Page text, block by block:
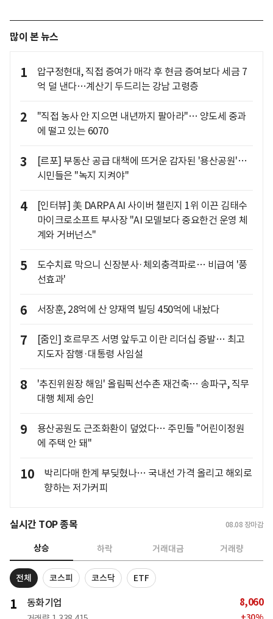
많이 본 뉴스
1
압구정현대, 직접 증여가 매각 후 현금 증여보다 세금 7
억 덜 낸다…계산기 두드리는 강남 고령층
2
"직접 농사 안 지으면 내년까지 팔아라"… 양도세 중과
에 떨고 있는 6070
3
[르포] 부동산 공급 대책에 뜨거운 감자된 '용산공원'…
시민들은 "녹지 지켜야"
4
[인터뷰] 美 DARPA AI 사이버 챌린지 1위 이끈 김태수
마이크로소프트 부사장 "AI 모델보다 중요한건 운영 체
계와 거버넌스"
5
도수치료 막으니 신장분사·체외충격파로… 비급여 '풍
선효과'
6 서장훈, 28억에 산 양재역 빌딩 450억에 내놨다
7
[줌인] 호르무즈 서명 앞두고 이란 리더십 증발… 최고
지도자 잠행·대통령 사임설
8
'추진위원장 해임' 올림픽선수촌 재건축… 송파구, 직무
대행 체제 승인
9
용산공원도 근조화환이 덮었다… 주민들 "어린이정원
에 주택 안 돼"
10
박리다매 한계 부딪혔나… 국내선 가격 올리고 해외로
향하는 저가커피
실시간 TOP 종목 08.08 장마감
상승 하락 거래대금 거래량
전체 코스피 코스닥 ETF
1 동화기업 8,060